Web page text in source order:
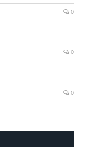
0
0
0